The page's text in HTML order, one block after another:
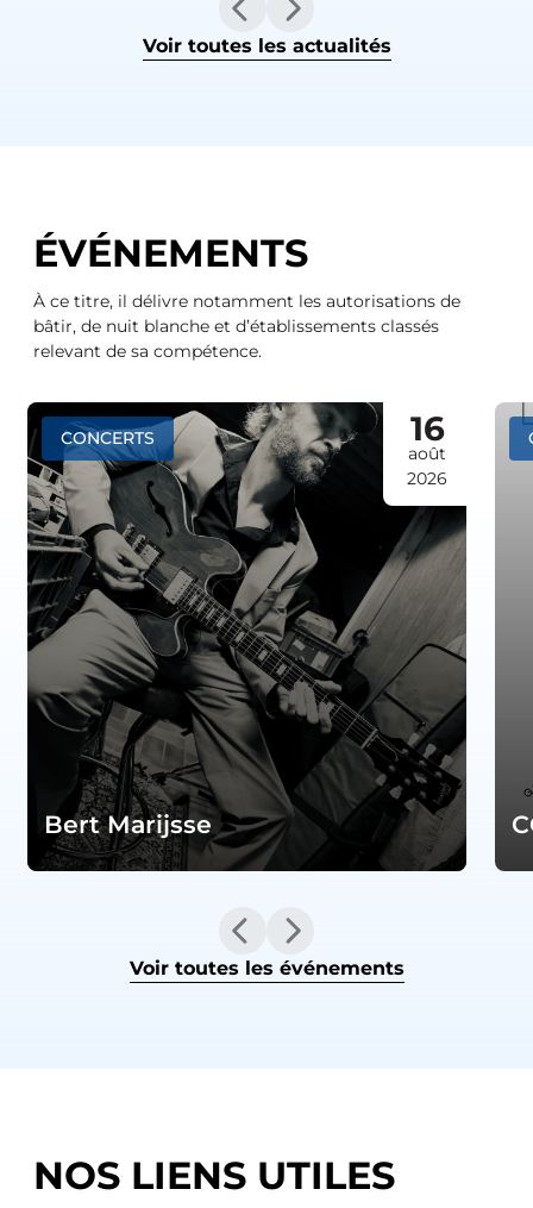
Voir toutes les actualités
ÉVÉNEMENTS
À ce titre, il délivre notamment les autorisations de
bâtir, de nuit blanche et d’établissements classés
relevant de sa compétence.
Bert Marijsse
CONCERTS 16
août
2026
Voir toutes les événements
NOS LIENS UTILES